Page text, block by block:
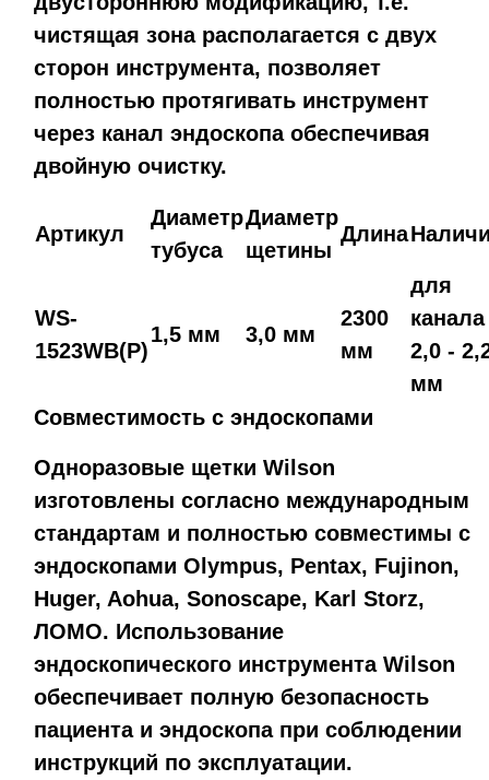
чистящая зона располагается с двух
сторон инструмента, позволяет
полностью протягивать инструмент
через канал эндоскопа обеспечивая
двойную очистку.
Артикул
Диаметр
тубуса
Диаметр
щетины
Длина
WS-
1523WB(P)
1,5 мм 3,0 мм
2300
мм
для
канала
2,0 -
мм
Совместимость с эндоскопами
Одноразовые щетки Wilson
изготовлены согласно международным
стандартам и полностью совместимы с
эндоскопами Olympus, Pentax, Fujinon,
Huger, Aohua, Sonoscape, Karl Storz,
ЛОМО. Использование
эндоскопического инструмента Wilson
обеспечивает полную безопасность
пациента и эндоскопа при соблюдении
инструкций по эксплуатации.